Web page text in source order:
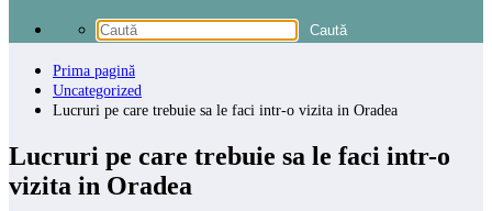
Prima pagină
Uncategorized
Lucruri pe care trebuie sa le faci intr-o vizita in Oradea
Lucruri pe care trebuie sa le faci intr-o
vizita in Oradea